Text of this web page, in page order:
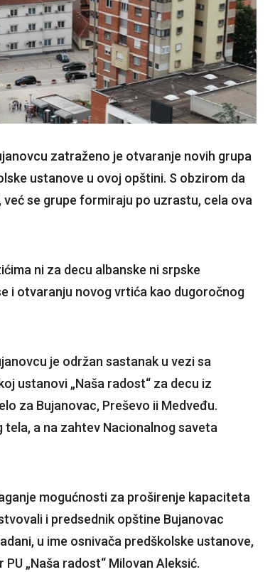
zatraženo je otvaranje novih grupa
ustanove u ovoj opštini. S obzirom da
se grupe formiraju po uzrastu, cela ova
ni za decu albanske ni srpske
i otvaranju novog vrtića kao dugoročnog
je održan sastanak u vezi sa
ustanovi „Naša radost“ za decu iz
za Bujanovac, Preševo ii Medveđu.
a na zahtev Nacionalnog saveta
mogućnosti za proširenje kapaciteta
i predsednik opštine Bujanovac
u ime osnivača predškolske ustanove,
„Naša radost“ Milovan Aleksić.